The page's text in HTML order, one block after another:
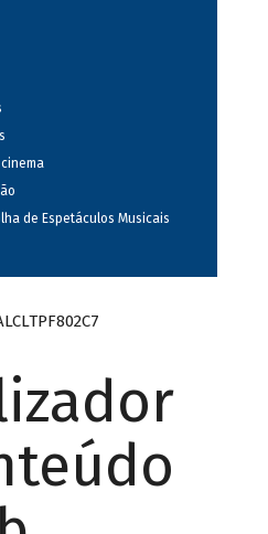
de Espetáculos Musicais